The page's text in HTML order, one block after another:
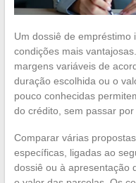
Um dossiê de empréstimo
condições mais
margens variáveis de
duração escolhida ou o
pouco conhecidas
do crédito, sem passar
Comparar várias
específicas, ligadas ao
dossiê ou à apresentação